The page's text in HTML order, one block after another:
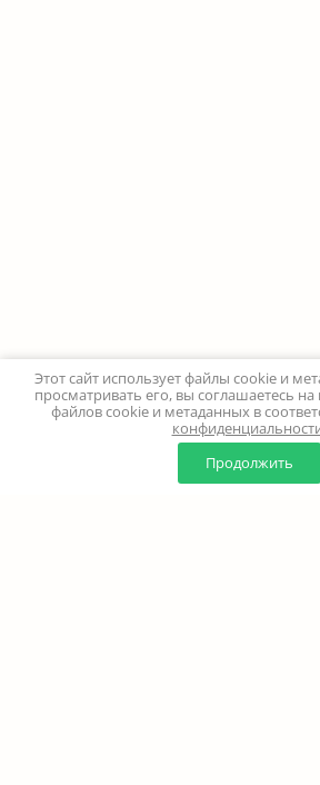
0
Корзина
Этот сайт использует файлы cookie и
просматривать его, вы соглашаетесь
файлов cookie и метаданных в
Продолжить